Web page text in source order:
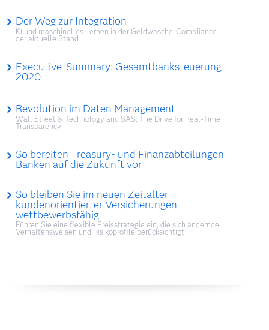
Der Weg zur Integration
KI und maschinelles Lernen in der Geldwäsche-Compliance –
der aktuelle Stand
Executive-Summary: Gesamtbanksteuerung
2020
Revolution im Daten Management
Wall Street & Technology and SAS: The Drive for Real-Time
Transparency
So bereiten Treasury- und Finanzabteilungen
Banken auf die Zukunft vor
So bleiben Sie im neuen Zeitalter
kundenorientierter Versicherungen
wettbewerbsfähig
Führen Sie eine flexible Preisstrategie ein, die sich ändernde
Verhaltensweisen und Risikoprofile berücksichtigt